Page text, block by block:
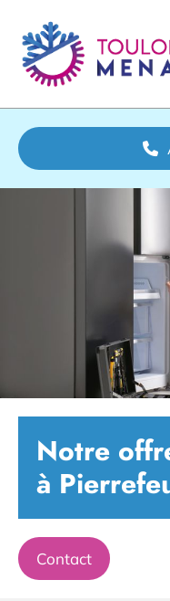
Notre
à
Contact